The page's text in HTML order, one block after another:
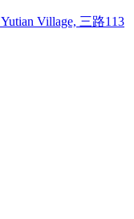
Village, 三路113